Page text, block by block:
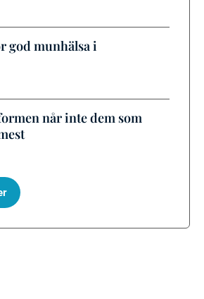
god munhälsa i
når inte dem som